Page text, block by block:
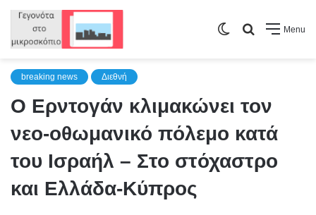
Menu
Search
Switch
breaking news Διεθνή
Ο Ερντογάν κλιμακώνει τον
νεο-οθωμανικό πόλεμο κατά
του Ισραήλ – Στο στόχαστρο
και Ελλάδα-Κύπρος